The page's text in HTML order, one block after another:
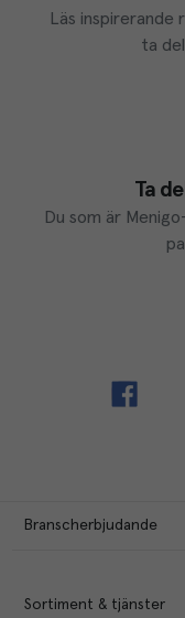
Läs
ta
Ta
Du som är
Branscherbjudande
Sortiment & tjänster